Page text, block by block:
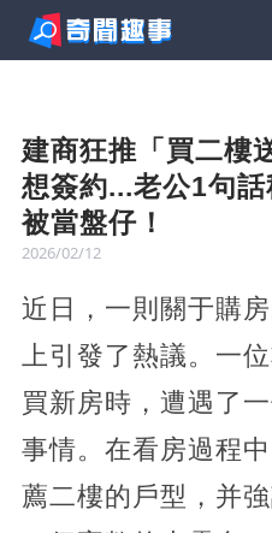
建商狂推「買二樓
想簽約...老公1句
被當盤仔！
2026/02/12
近日，一則關于購
上引發了熱議。一
買新房時，遭遇了
事情。在看房過程
薦二樓的戶型，并